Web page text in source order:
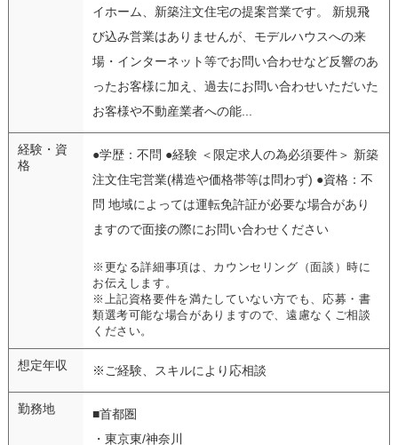
イホーム、新築注文住宅の提案営業です。 新規飛
び込み営業はありませんが、モデルハウスへの来
場・インターネット等でお問い合わせなど反響のあ
ったお客様に加え、過去にお問い合わせいただいた
お客様や不動産業者への能...
経験・資
格
●学歴：不問 ●経験 ＜限定求人の為必須要件＞ 新築
注文住宅営業(構造や価格帯等は問わず) ●資格：不
問 地域によっては運転免許証が必要な場合があり
ますので面接の際にお問い合わせください
※更なる詳細事項は、カウンセリング（面談）時に
お伝えします。
※上記資格要件を満たしていない方でも、応募・書
類選考可能な場合がありますので、遠慮なくご相談
ください。
想定年収 ※ご経験、スキルにより応相談
勤務地
■首都圏
・東京東/神奈川